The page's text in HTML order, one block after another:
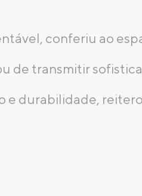
conferiu ao
de transmitir
e durabilidade,